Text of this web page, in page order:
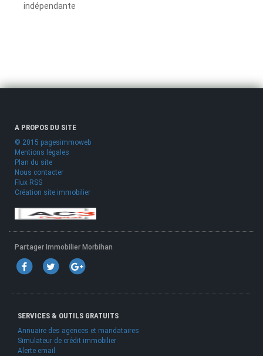
indépendante
A PROPOS DU SITE
© 2015 pagesimmoweb
Mentions légales
Plan du site
Nous contacter
Flux RSS
Création site immobilier
Partager Immobilier Morbihan
SERVICES & OUTILS GRATUITS
Annuaire des agences et mandataires
Simulateur de crédit immobilier
Alerte email